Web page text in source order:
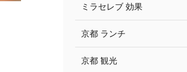
ミラセレブ 効果
京都 ランチ
京都 観光